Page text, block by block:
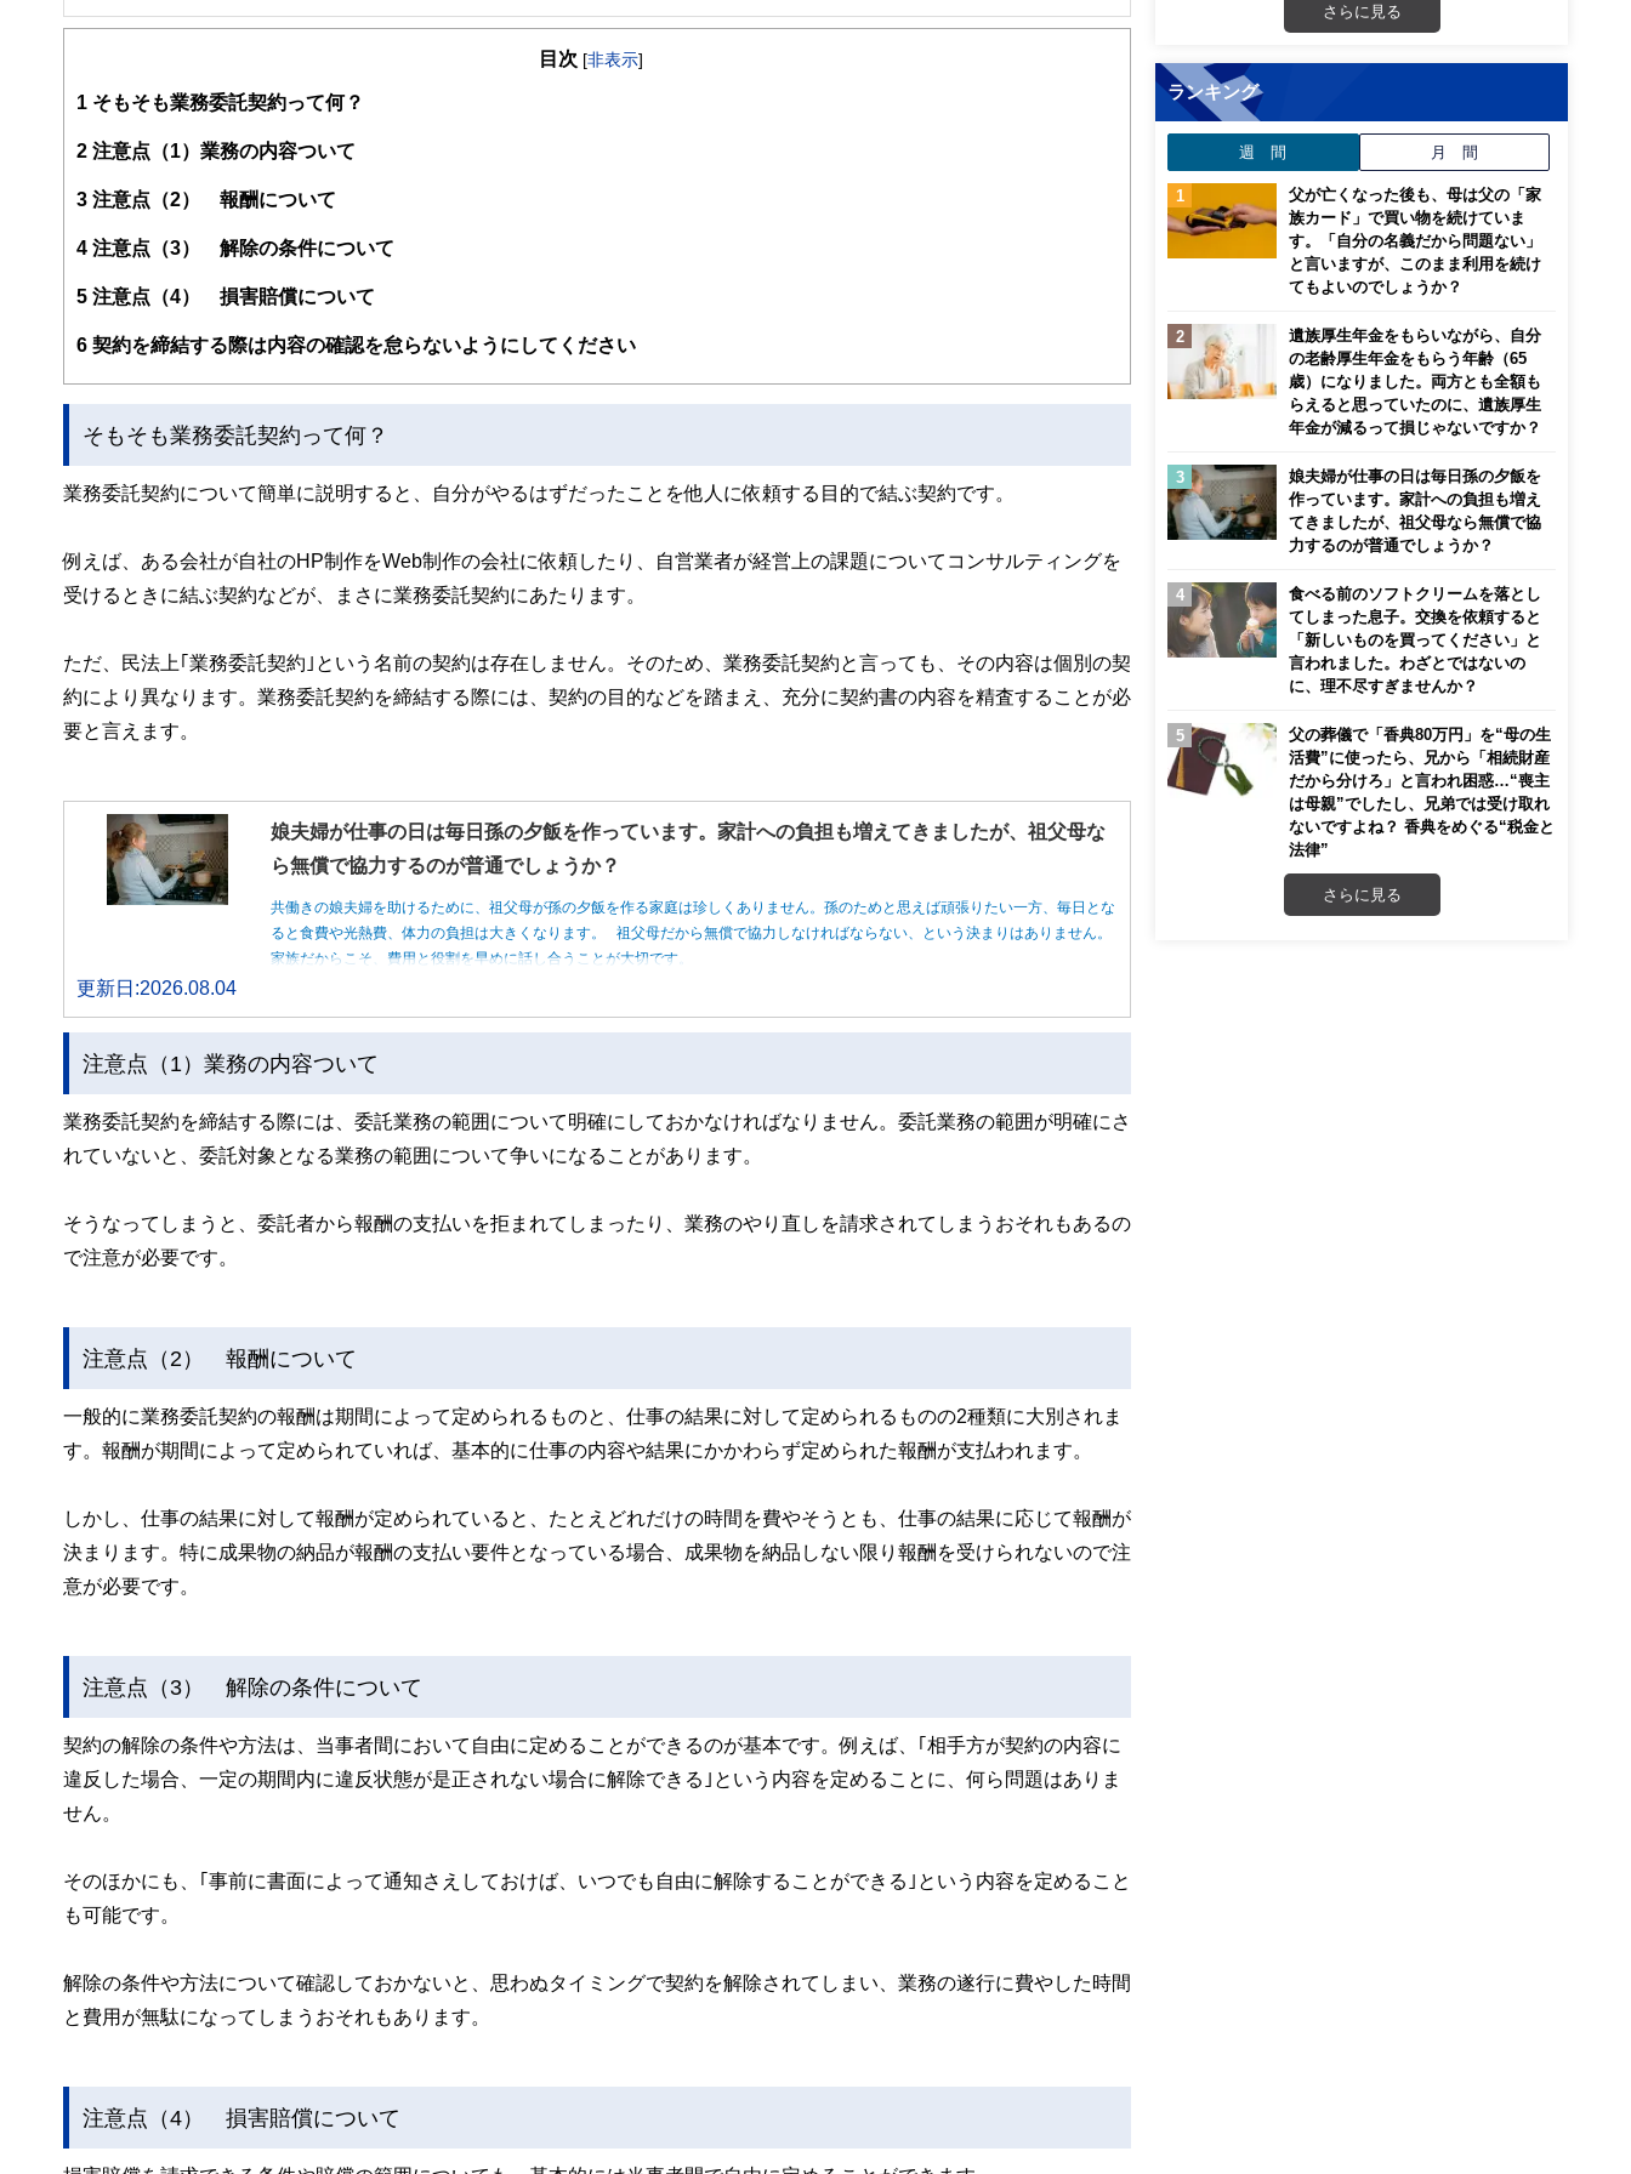
２級ファイナンシャルプランナー
現在では行政書士・ファイナンシャルプランナーとして活躍する傍ら、フリーライターとして精力的に活動中。広範な知識をもとに市民法務から
目次 [非表示]
1 そもそも業務委託契約って何？
2 注意点（1）業務の内容ついて
3 注意点（2） 報酬について
4 注意点（3） 解除の条件について
5 注意点（4） 損害賠償について
6 契約を締結する際は内容の確認を怠らないようにしてください
そもそも業務委託契約って何？
業務委託契約について簡単に説明すると、自分がやるはずだったことを他人に依頼する目的で結ぶ契約です。
例えば、ある会社が自社のHP制作をWeb制作の会社に依頼したり、自営業者が経営上の課題についてコンサルティングを
受けるときに結ぶ契約などが、まさに業務委託契約にあたります。
ただ、民法上｢業務委託契約｣という名前の契約は存在しません。そのため、業務委託契約と言っても、その内容は個別の契
約により異なります。業務委託契約を締結する際には、契約の目的などを踏まえ、充分に契約書の内容を精査することが必
要と言えます。
娘夫婦が仕事の日は毎日孫の夕飯を作っています。家計への負担も増えてきましたが、祖父母な
ら無償で協力するのが普通でしょうか？
共働きの娘夫婦を助けるために、祖父母が孫の夕飯を作る家庭は珍しくありません。孫のためと思えば頑張りたい一方、毎日とな
ると食費や光熱費、体力の負担は大きくなります。 祖父母だから無償で協力しなければならない、という決まりはありません。
家族だからこそ、費用と役割を早めに話し合うことが大切です。
更新日:2026.08.04
注意点（1）業務の内容ついて
業務委託契約を締結する際には、委託業務の範囲について明確にしておかなければなりません。委託業務の範囲が明確にさ
れていないと、委託対象となる業務の範囲について争いになることがあります。
そうなってしまうと、委託者から報酬の支払いを拒まれてしまったり、業務のやり直しを請求されてしまうおそれもあるの
で注意が必要です。
注意点（2） 報酬について
一般的に業務委託契約の報酬は期間によって定められるものと、仕事の結果に対して定められるものの2種類に大別されま
す。報酬が期間によって定められていれば、基本的に仕事の内容や結果にかかわらず定められた報酬が支払われます。
しかし、仕事の結果に対して報酬が定められていると、たとえどれだけの時間を費やそうとも、仕事の結果に応じて報酬が
決まります。特に成果物の納品が報酬の支払い要件となっている場合、成果物を納品しない限り報酬を受けられないので注
意が必要です。
注意点（3） 解除の条件について
契約の解除の条件や方法は、当事者間において自由に定めることができるのが基本です。例えば、｢相手方が契約の内容に
違反した場合、一定の期間内に違反状態が是正されない場合に解除できる｣という内容を定めることに、何ら問題はありま
せん。
そのほかにも、｢事前に書面によって通知さえしておけば、いつでも自由に解除することができる｣という内容を定めること
も可能です。
解除の条件や方法について確認しておかないと、思わぬタイミングで契約を解除されてしまい、業務の遂行に費やした時間
と費用が無駄になってしまうおそれもあります。
注意点（4） 損害賠償について
さらに見る
ランキング
週 間 月 間
父が亡くなった後も、母は父の「家
族カード」で買い物を続けていま
す。「自分の名義だから問題ない」
と言いますが、このまま利用を続け
てもよいのでしょうか？
遺族厚生年金をもらいながら、自分
の老齢厚生年金をもらう年齢（65
歳）になりました。両方とも全額も
らえると思っていたのに、遺族厚生
年金が減るって損じゃないですか？
娘夫婦が仕事の日は毎日孫の夕飯を
作っています。家計への負担も増え
てきましたが、祖父母なら無償で協
力するのが普通でしょうか？
食べる前のソフトクリームを落とし
てしまった息子。交換を依頼すると
「新しいものを買ってください」と
言われました。わざとではないの
に、理不尽すぎませんか？
父の葬儀で「香典80万円」を“母の生
活費”に使ったら、兄から「相続財産
だから分けろ」と言われ困惑…“喪主
は母親”でしたし、兄弟では受け取れ
ないですよね？ 香典をめぐる“税金と
法律”
さらに見る